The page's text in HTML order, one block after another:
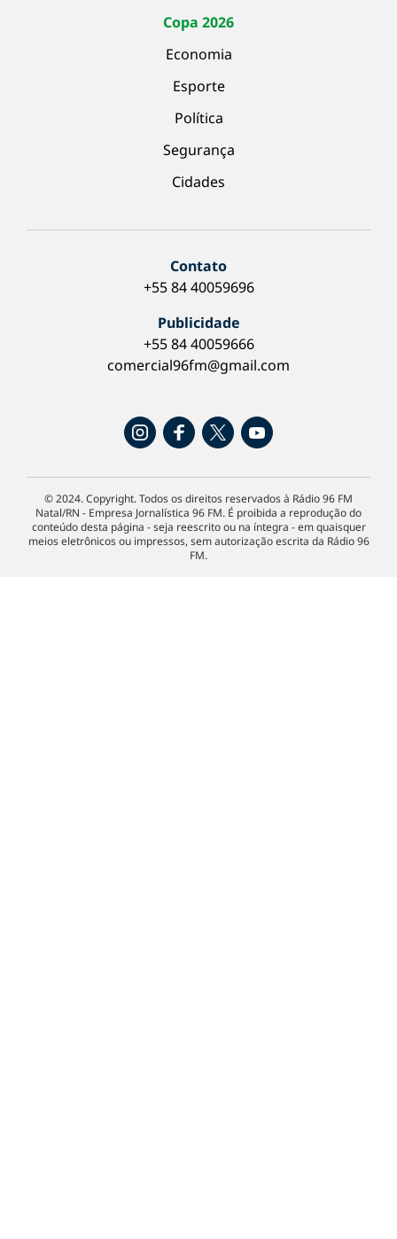
Copa 2026
Economia
Esporte
Política
Segurança
Cidades
Contato
+55 84 40059696
Publicidade
+55 84 40059666
comercial96fm@gmail.com
© 2024. Copyright. Todos os direitos reservados à Rádio 96 FM
Natal/RN - Empresa Jornalística 96 FM. É proibida a reprodução do
conteúdo desta página - seja reescrito ou na íntegra - em quaisquer
meios eletrônicos ou impressos, sem autorização escrita da Rádio 96
FM.